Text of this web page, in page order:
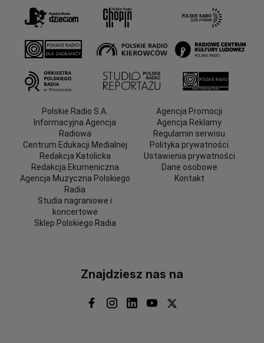
Polskie Radio S.A.
Informacyjna Agencja
Radiowa
Centrum Edukacji Medialnej
Redakcja Katolicka
Redakcja Ekumeniczna
Agencja Muzyczna Polskiego
Radia
Studia nagraniowe i
koncertowe
Sklep Polskiego Radia
Agencja Promocji
Agencja Reklamy
Regulamin serwisu
Polityka prywatności
Ustawienia prywatności
Dane osobowe
Kontakt
Znajdziesz nas na